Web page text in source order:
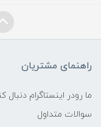
راهنمای مشتریان
ما رودر اینستاگرام دنبال
سوالات متداول